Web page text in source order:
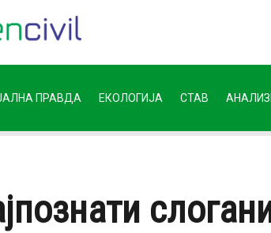
ПРАВДА ЕКОЛОГИЈА СТАВ